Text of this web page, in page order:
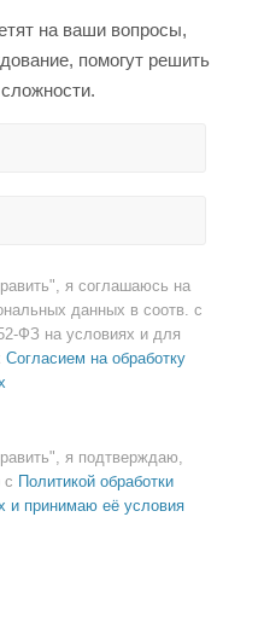
на ваши вопросы,
помогут решить
я соглашаюсь на
данных в соотв. с
ФЗ на условиях и для
Согласием на обработку
я подтверждаю,
с Политикой обработки
и принимаю её условия